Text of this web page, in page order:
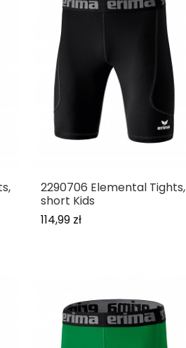
2290706 Elemental Tights,
short Kids
114,99 zł